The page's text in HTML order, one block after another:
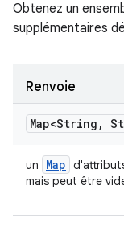
Obtenez un
supplémentaires
Renvoie
Map<String ,
un Map
mais peut être